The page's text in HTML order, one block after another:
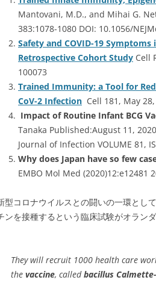
Mantovani, M.D., and Mihai G.
383:1078-1080 DOI: 10.1056/
Safety and COVID-19
Retrospective Cohort Study Cell
100073
Trained Immunity: a Tool for
CoV-2 Infection Cell 181, May
Impact of Routine Infant BCG
Tanaka Published:August 11,
Journal of Infection VOLUME 81,
Why does Japan have so few
EMBO Mol Med (2020)12:e12481
型コロナウイルスとの闘いの一環とし
ンを接種するという臨床試験がオラン
They will recruit 1000 health care
the vaccine, calledbacillus